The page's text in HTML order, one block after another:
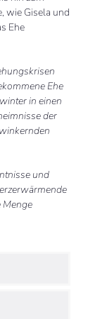
wie Gisela und
Ehe
Ehe
in einen
der
und
Menge